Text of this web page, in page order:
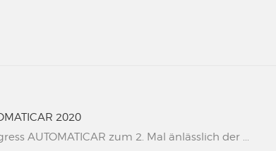
2020
AUTOMATICAR zum 2. Mal änlässlich der ...